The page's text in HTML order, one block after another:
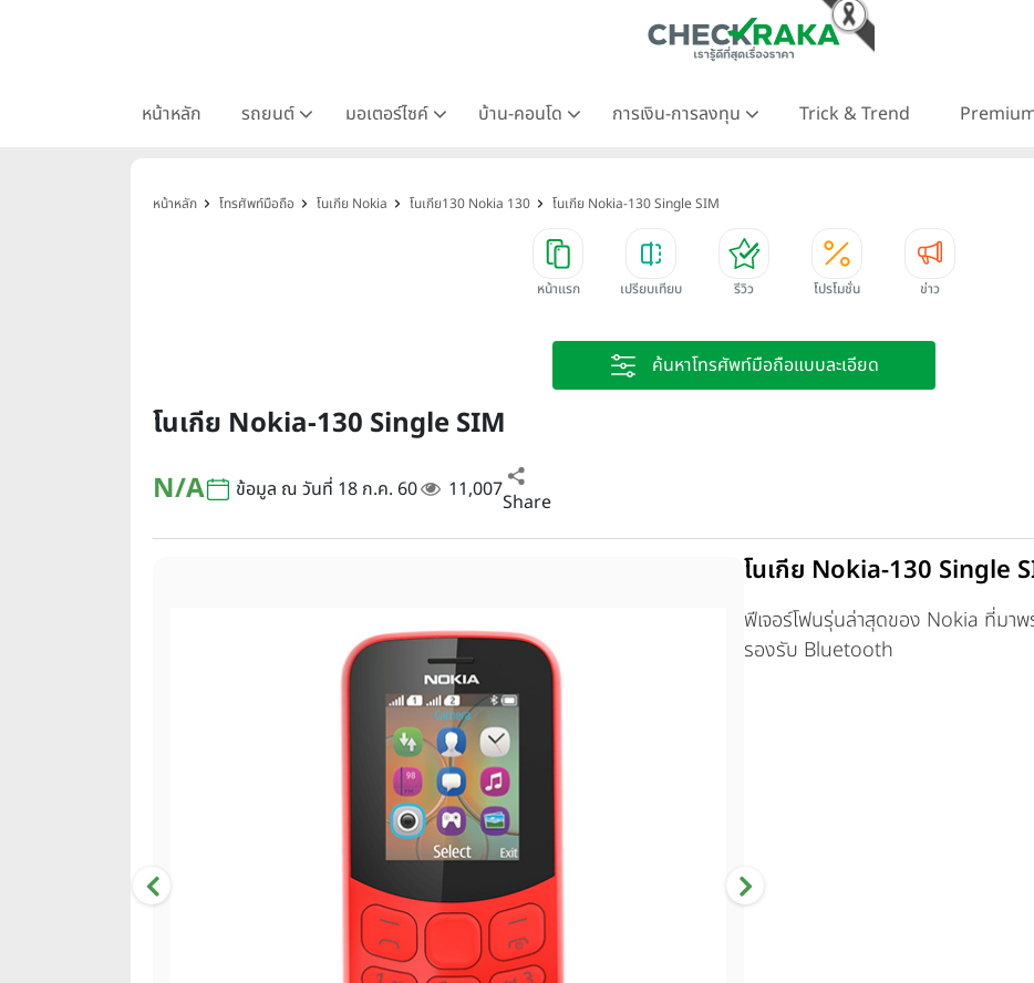
หน้าหลัก รถยนต์ มอเตอร์ไซค์ บ้าน-คอนโด การเงิน-การลงทุน Trick & Trend
หน้าหลัก โทรศัพท์มือถือ โนเกีย Nokia โนเกีย130 Nokia 130 โนเกีย Nokia-130 Single SIM
หน้าแรก เปรียบเทียบ รีวิว โปรโมชั่น ข่าว
ค้นหาโทรศัพท์มือถือแบบละเอียด
โนเกีย Nokia-130 Single SIM
N/A
ข้อมูล ณ วันที่ 18 ก.ค. 60 11,007Share
โนเกีย Nokia-130 Single
ฟีเจอร์โฟนรุ่นล่าสุดของ Nokia ที่มา
รองรับ Bluetooth